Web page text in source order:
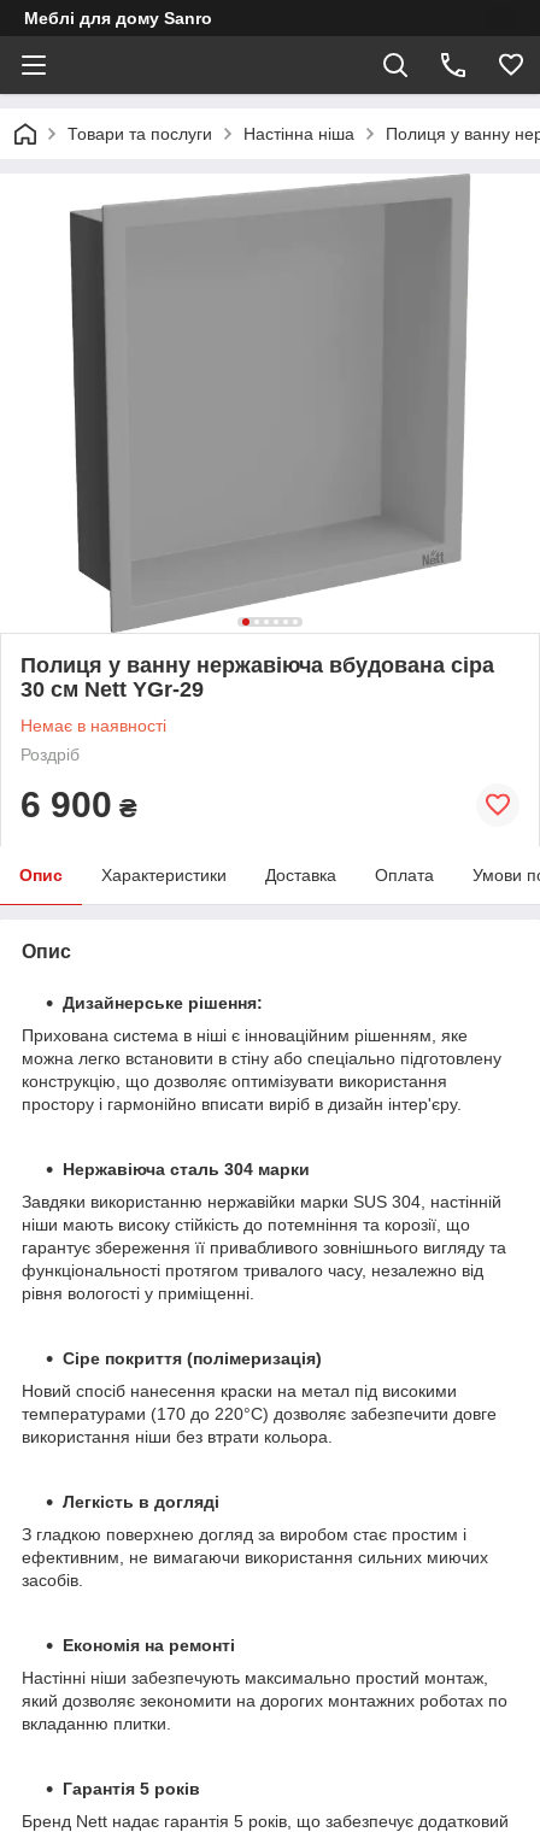
Меблі для дому Sanro
Товари та послуги Настінна ніша Полиця у ванну
Полиця у ванну нержавіюча вбудована сіра
30 см Nett YGr-29
Немає в наявності
Роздріб
6 900 ₴
Опис Характеристики Доставка Оплата Умови
Опис
Дизайнерське рішення:
Прихована система в ніші є інноваційним рішенням, яке
можна легко встановити в стіну або спеціально підготовлену
конструкцію, що дозволяє оптимізувати використання
простору і гармонійно вписати виріб в дизайн інтер'єру.
Нержавіюча сталь 304 марки
Завдяки використанню нержавійки марки SUS 304, настінній
ніши мають високу стійкість до потемніння та корозії, що
гарантує збереження її привабливого зовнішнього вигляду та
функціональності протягом тривалого часу, незалежно від
рівня вологості у приміщенні.
Сіре покриття (полімеризація)
Новий спосіб нанесення краски на метал під високими
температурами (170 до 220°С) дозволяє забезпечити довге
використання ніши без втрати кольора.
Легкість в догляді
З гладкою поверхнею догляд за виробом стає простим і
ефективним, не вимагаючи використання сильних миючих
засобів.
Економія на ремонті
Настінні ніши забезпечують максимально простий монтаж,
який дозволяє зекономити на дорогих монтажних роботах по
вкладанню плитки.
Гарантія 5 років
Бренд Nett надає гарантія 5 років, що забезпечує додатковий